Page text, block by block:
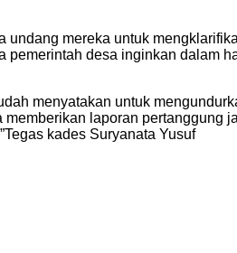
mereka untuk
desa inginkan dalam
menyatakan untuk
laporan pertanggung
kades Suryanata Yusuf